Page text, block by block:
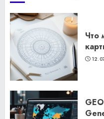
Что